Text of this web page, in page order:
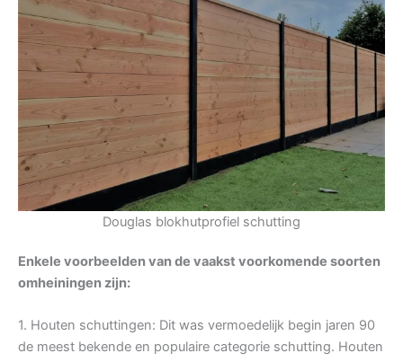
Douglas blokhutprofiel schutting
Enkele voorbeelden van de vaakst voorkomende soorten
omheiningen zijn:
1. Houten schuttingen: Dit was vermoedelijk begin jaren 90
de meest bekende en populaire categorie schutting. Houten